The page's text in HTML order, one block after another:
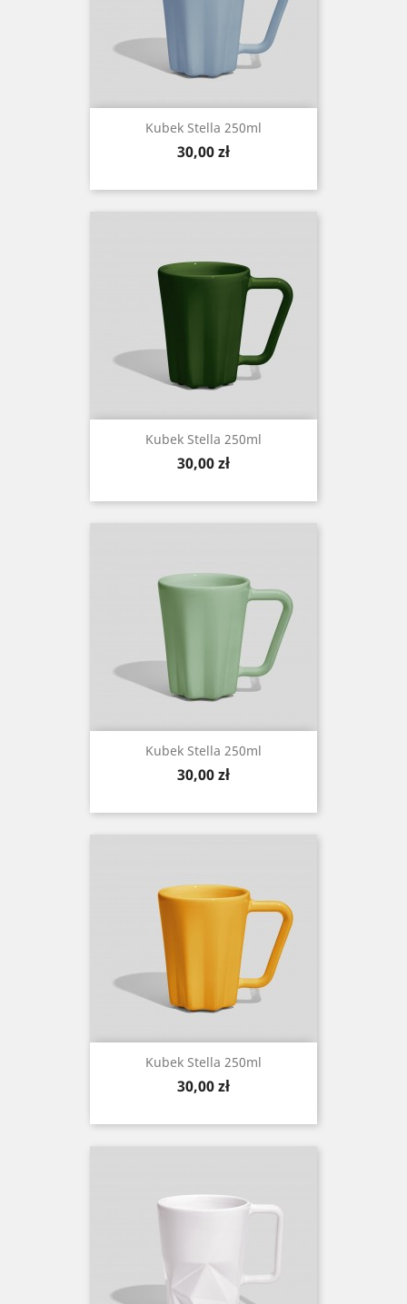
Kubek Stella 250ml
Cena
30,00 zł
Kubek Stella 250ml
Cena
30,00 zł
Kubek Stella 250ml
Cena
30,00 zł
Kubek Stella 250ml
Cena
30,00 zł